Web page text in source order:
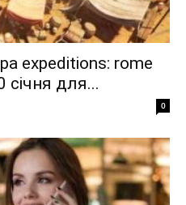
expeditions: rome
січня для...
0